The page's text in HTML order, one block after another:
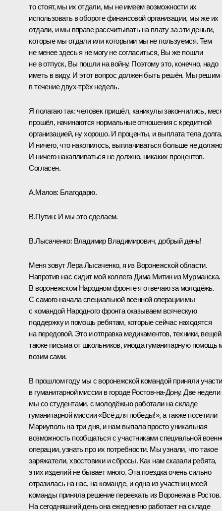
то стоят, мы их отдали, мы не имеем возможности их
использовать в обороте финансовой организации, мы же их
отдали, и мы вправе рассчитывать на плату за эти деньги,
которые мы отдали или которыми мы не пользуемся. Тем
не менее здесь я не могу не согласиться, Вы же пошли
не в отпуск, Вы пошли на войну. Поэтому это, конечно, надо
иметь в виду. И этот вопрос должен быть решён. Мы решим
в течение двух-трёх недель.
Я полагаю так: человек пришёл, каникулы закончились,
прошёл, начинаются нормальные отношения с кредитной
организацией, ну хорошо. И проценты, и выплата тела долга.
И ничего, что накопилось, выплачиваться больше не
И ничего накапливаться не должно, никаких процентов.
Согласен.
А.Малов: Благодарю.
В.Путин: И мы это сделаем.
В.Лысаченко: Владимир Владимирович, добрый день!
Меня зовут Лера Лысаченко, я из Воронежской области.
Напротив нас сидит мой коллега Дима Митин из Мурманска.
В воронежском Народном фронте я отвечаю за молодёжь.
С самого начала специальной военной операции мы
с командой Народного фронта оказываем всяческую
поддержку и помощь ребятам, которые сейчас находятся
на передовой. Это и отправка медикаментов, техники,
также письма от школьников, иногда гуманитарную помощь
возим сами.
В прошлом году мы с воронежской командой приняли
в гуманитарной миссии в городе Ростов-на-Дону. Две недели
мы со студентами, с молодёжью работали на складе
гуманитарной миссии «Всё для победы!», а также посетили
Мариуполь на три дня, и нам выпала просто уникальная
возможность пообщаться с участниками специальной
операции, узнать про их потребности. Мы узнали, что такое
заряжатели, хвостовики и сбросы. Как нам сказали ребята,
этих изделий не бывает много. Эта поездка очень сильно
отразилась на нас, на команде, и одна из участниц моей
команды приняла решение переехать из Воронежа в Ростов.
На сегодняшний день она ежедневно работает на складе